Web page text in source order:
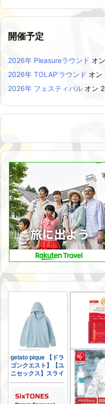
開催予定
2026年 Pleasureラウンド オ
2026年 TOLAP’ラウンド オン
2026年 フェスティバル オン